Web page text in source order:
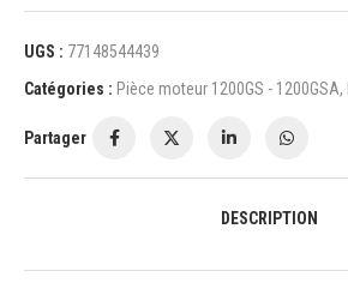
UGS : 77148544439
Catégories : Pièce moteur 1200GS - 1200GSA,
Partager
DESCRIPTION